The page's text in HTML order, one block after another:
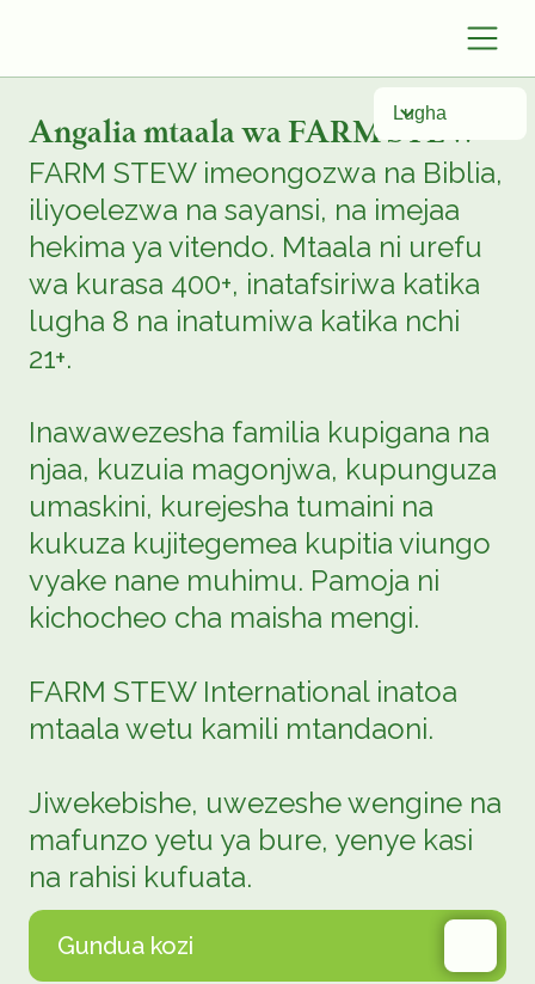
Lugha
Angalia mtaala wa FARM STEW
FARM STEW imeongozwa na Biblia,
iliyoelezwa na sayansi, na imejaa
hekima ya vitendo. Mtaala ni urefu
wa kurasa 400+, inatafsiriwa katika
lugha 8 na inatumiwa katika nchi
21+.
Inawawezesha familia kupigana na
njaa, kuzuia magonjwa, kupunguza
umaskini, kurejesha tumaini na
kukuza kujitegemea kupitia viungo
vyake nane muhimu. Pamoja ni
kichocheo cha maisha mengi.
FARM STEW International inatoa
mtaala wetu kamili mtandaoni.
Jiwekebishe, uwezeshe wengine na
mafunzo yetu ya bure, yenye kasi
na rahisi kufuata.
Gundua kozi